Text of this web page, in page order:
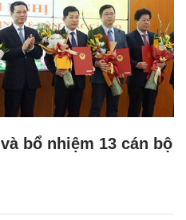
bổ nhiệm 13 cán bộ